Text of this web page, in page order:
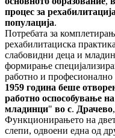
процес за
популација.
Потребата за
рехабилитациска
слабовидни деца и
формирање
работно и професионално
1959 година беше
работно оспособување
младинци" во с. Драчево,
Функционирањето на
слепи, одвоени една од